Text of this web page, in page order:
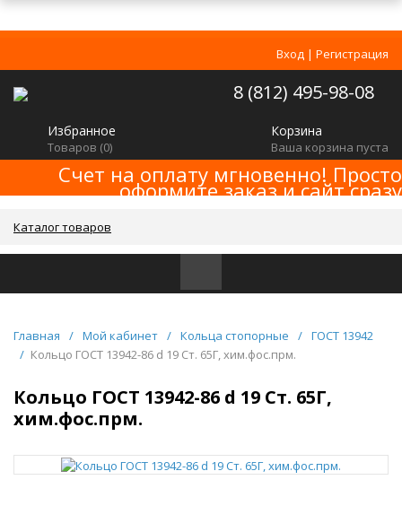
Вход | Регистрация
8 (812) 495-98-08
Избранное
Товаров (0)
Корзина
Ваша корзина пуста
Счет на оплату мгновенно! Просто
оформите заказ и сайт сразу
Каталог товаров
Главная / Мой кабинет / Кольца стопорные / ГОСТ 13942
/ Кольцо ГОСТ 13942-86 d 19 Ст. 65Г, хим.фос.прм.
Кольцо ГОСТ 13942-86 d 19 Ст. 65Г,
хим.фос.прм.